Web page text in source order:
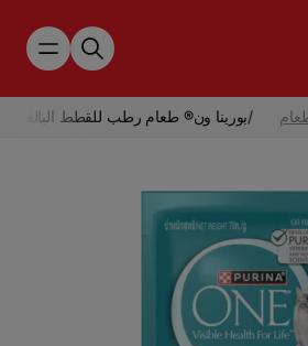
/بورينا ون® طعام رطب للقطط البالغة